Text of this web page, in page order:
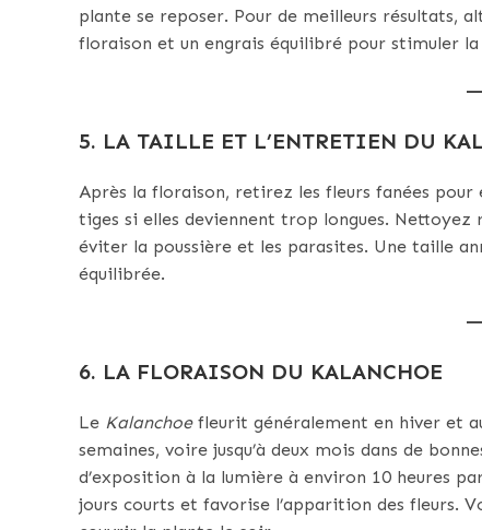
plante se reposer. Pour de meilleurs résultats,
floraison et un engrais équilibré pour stimuler la
5. LA TAILLE ET L’ENTRETIEN DU
Après la floraison, retirez les fleurs fanées pour
tiges si elles deviennent trop longues.
éviter la poussière et les parasites. Une taille
équilibrée.
6. LA FLORAISON DU KALANCHOE
Le Kalanchoefleurit généralement en hiver et
semaines, voire jusqu’à deux mois dans de
d’exposition à la lumière à environ 10 heures
jours courts et favorise l’apparition des fleurs.